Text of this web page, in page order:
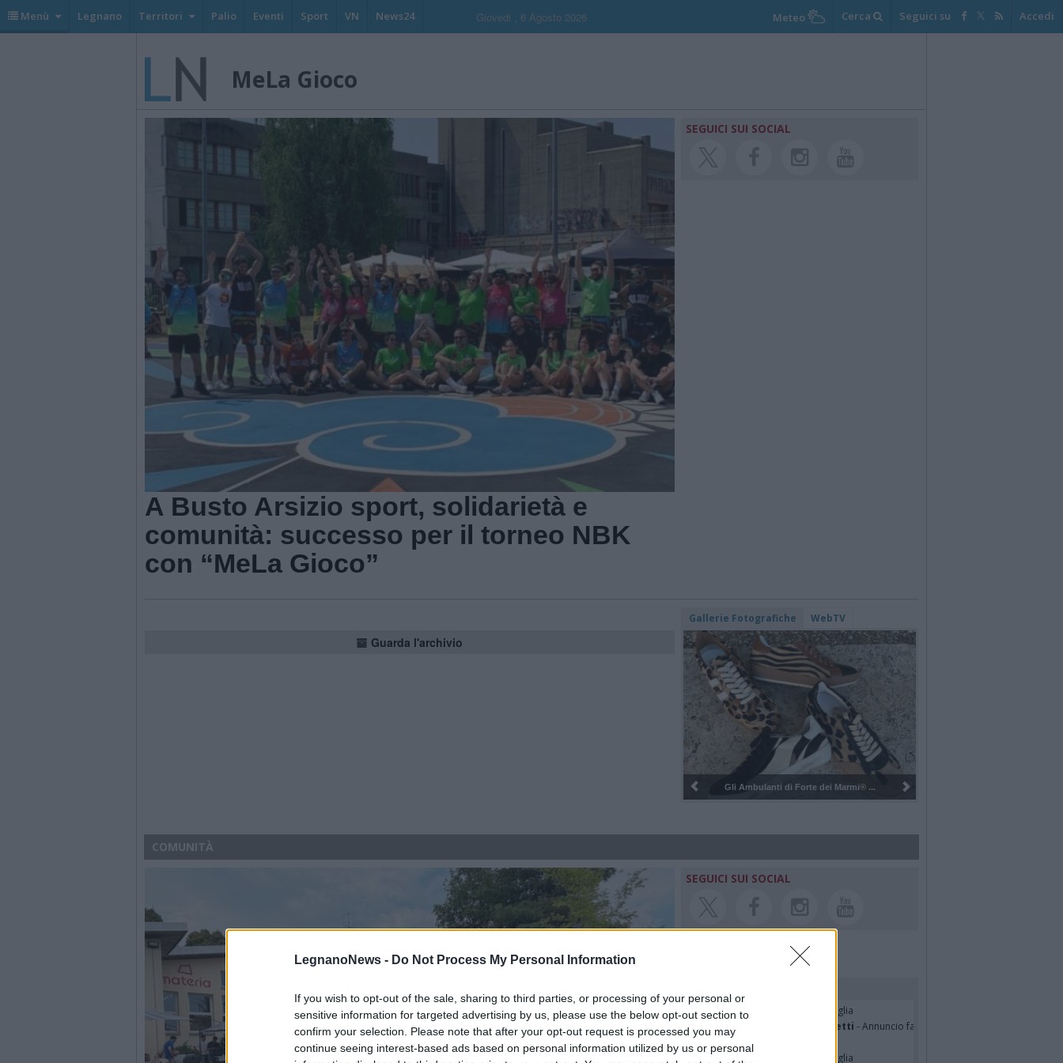
LegnanoNews - Do Not Process My Personal Information
If you wish to opt-out of the sale, sharing to third parties, or processing of your personal or
sensitive information for targeted advertising by us, please use the below opt-out section to
confirm your selection. Please note that after your opt-out request is processed you may
continue seeing interest-based ads based on personal information utilized by us or personal
Menù Legnano Territori Palio Eventi Sport VN News24 Giovedi , 6 Agosto 2026 Meteo Cerca Seguici su Accedi
MeLa Gioco
A Busto Arsizio sport, solidarietà e
comunità: successo per il torneo NBK
con “MeLa Gioco”
SEGUICI SUI SOCIAL
Guarda l'archivio
Gallerie Fotografiche WebTV
Gli Ambulanti di Forte dei Marmi® ... Pulizia del bosco del Rugareto a ...
COMUNITÀ
SEGUICI SUI SOCIAL
Anthony Napoli
- Annuncio famiglia
Gianfranco Schieroni Giacometti - Annuncio famiglia
Luigi Codini
- Annuncio famiglia
Riccardo Basile
- Annuncio famiglia